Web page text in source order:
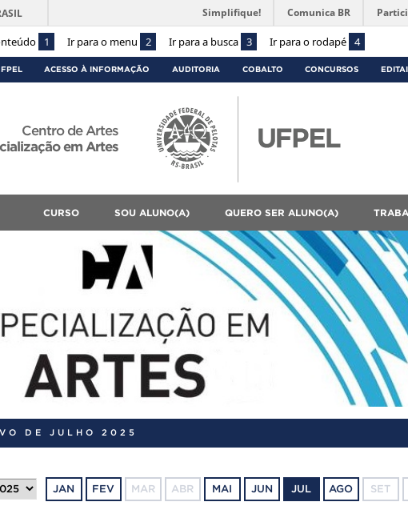
1 Ir para o menu 2 Ir para a busca 3 Ir para o rodapé 4
Simplifique! Comunica BR
ACESSO À INFORMAÇÃO AUDITORIA COBALTO CONCURSOS
Centro de Artes
em Artes
CURSO SOU ALUNO(A) QUERO SER ALUNO(A)
DE JULHO 2025
JAN FEV MAR ABR MAI JUN JUL AGO SET